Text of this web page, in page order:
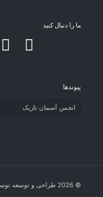
ما را دنبال کنید
پیوند‌ها
انجمن آسمان تاریک
© 2026 طراحی و توسعه توسط تیم